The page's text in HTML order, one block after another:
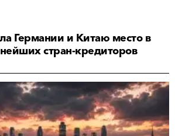
Германии и Китаю место в
стран-кредиторов